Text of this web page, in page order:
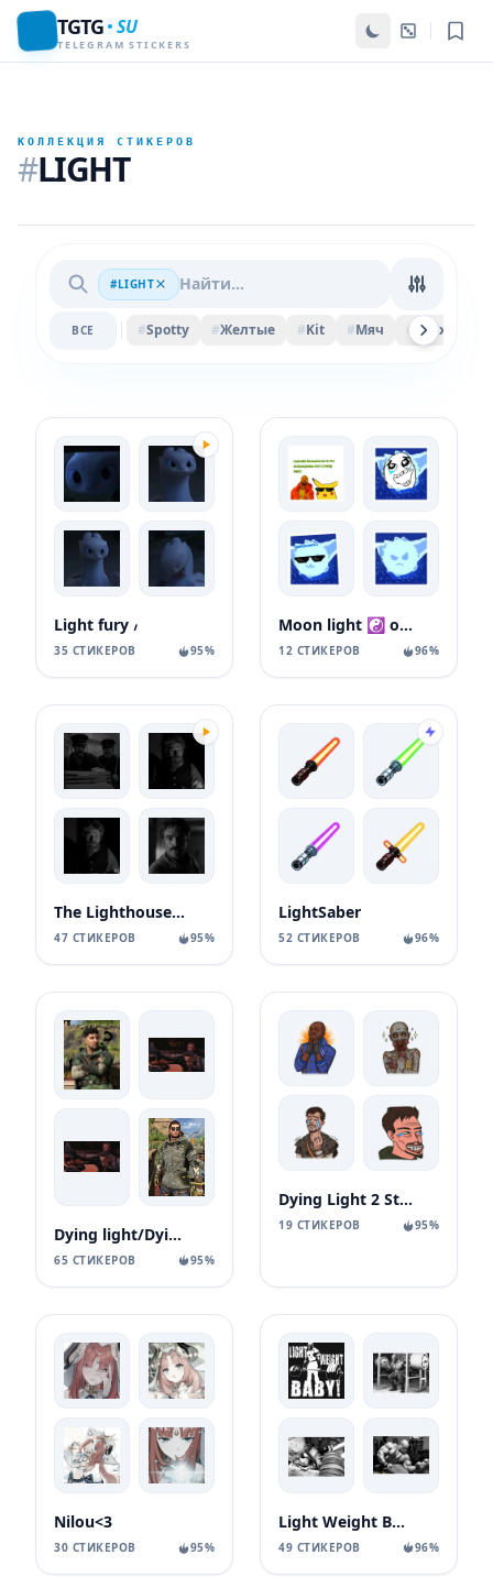
TGTG SU
TELEGRAM STICKERS
КОЛЛЕКЦИЯ СТИКЕРОВ
#LIGHT
#LIGHT
ВСЕ #Spotty #Желтые #Kit #Мяч # Felix
Light fury ៸
35 СТИКЕРОВ 95%
Moon light ☯️ от яори
12 СТИКЕРОВ 96%
The Lighthouse / Маяк
47 СТИКЕРОВ 95%
LightSaber
52 СТИКЕРОВ 96%
Dying light/Dying light 2
65 СТИКЕРОВ 95%
Dying Light 2 Stay Human
19 СТИКЕРОВ 95%
Nilou<3
30 СТИКЕРОВ 95%
Light Weight Baby
49 СТИКЕРОВ 96%